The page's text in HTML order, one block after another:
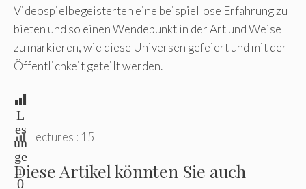
Videospielbegeisterten eine beispiellose Erfahrung zu
bieten und so einen Wendepunkt in der Art und Weise
zu markieren, wie diese Universen gefeiert und mit der
Öffentlichkeit geteilt werden.
L
es
un
ge
n:
0
Lectures : 15
Diese Artikel könnten Sie auch